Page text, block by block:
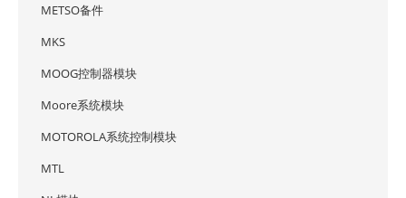
METSO备件
MKS
MOOG控制器模块
Moore系统模块
MOTOROLA系统控制模块
MTL